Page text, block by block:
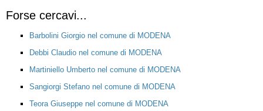
Forse cercavi...
Barbolini Giorgio nel comune di MODENA
Debbi Claudio nel comune di MODENA
Martiniello Umberto nel comune di MODENA
Sangiorgi Stefano nel comune di MODENA
Teora Giuseppe nel comune di MODENA